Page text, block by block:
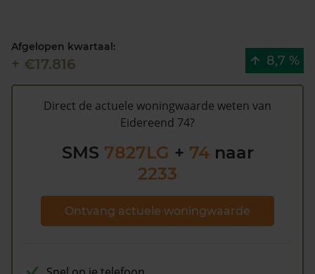
Kadasterdata is de kans laag dat deze waarde te hoog
is en dat er bespaard zou kunnen worden op de
gemeentelijke belastingen. Met hetgratis WOZ alarm
bent u elk jaar op de hoogte van uw laatste WOZ
waarde en kansen op besparing. Schrijf u
Afgelopen kwartaal:
+ €17.816 8,7 %
Direct de actuele woningwaarde weten van
Eidereend 74?
SMS 7827LG + 74naar
2233
Ontvang actuele woningwaarde